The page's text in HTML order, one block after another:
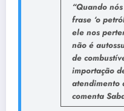
“Quando
frase ‘o
ele nos
não é
de
importação
atendimento
comenta